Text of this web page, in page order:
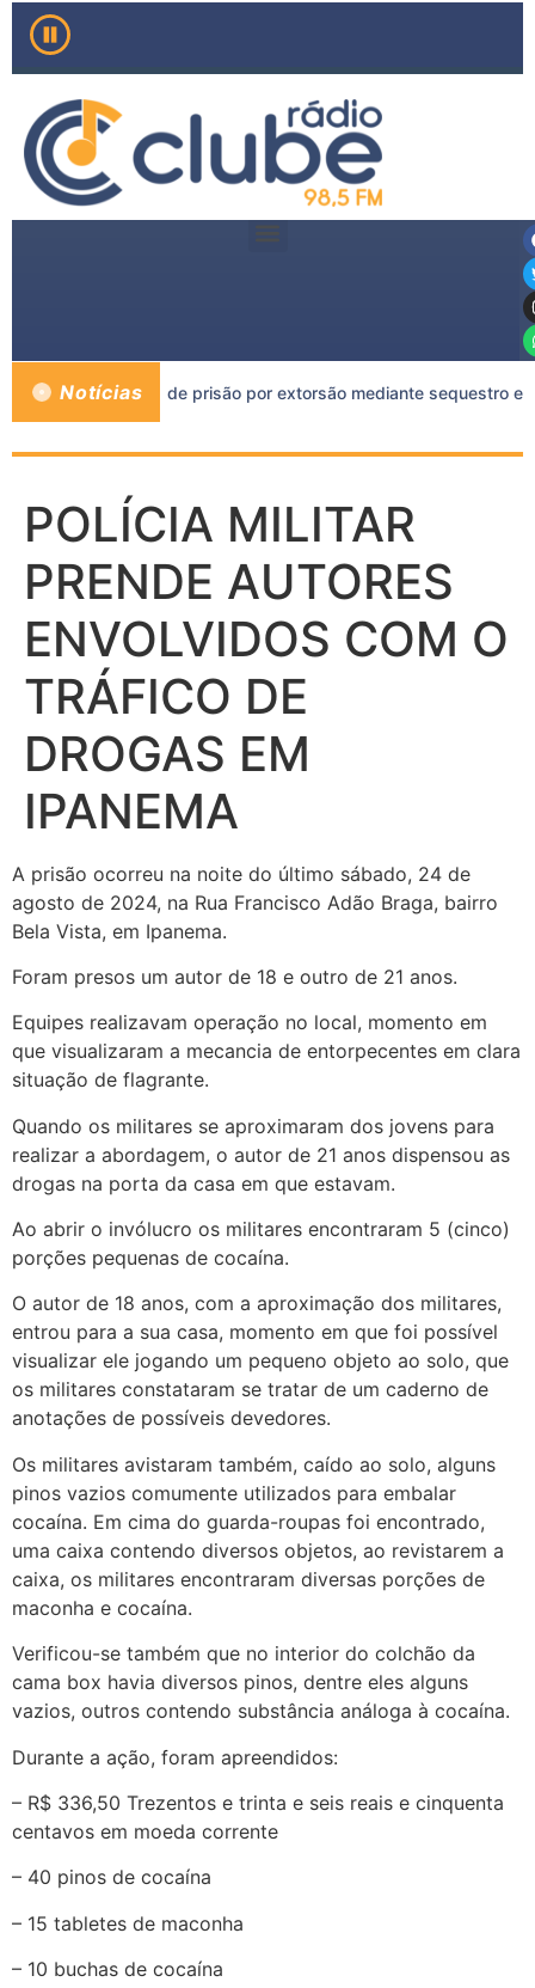
Notícias
a mais de 11 anos de prisão por extorsão mediante sequestro em
POLÍCIA MILITAR
PRENDE AUTORES
ENVOLVIDOS COM O
TRÁFICO DE
DROGAS EM
IPANEMA
A prisão ocorreu na noite do último sábado, 24 de
agosto de 2024, na Rua Francisco Adão Braga, bairro
Bela Vista, em Ipanema.
Foram presos um autor de 18 e outro de 21 anos.
Equipes realizavam operação no local, momento em
que visualizaram a mecancia de entorpecentes em clara
situação de flagrante.
Quando os militares se aproximaram dos jovens para
realizar a abordagem, o autor de 21 anos dispensou as
drogas na porta da casa em que estavam.
Ao abrir o invólucro os militares encontraram 5 (cinco)
porções pequenas de cocaína.
O autor de 18 anos, com a aproximação dos militares,
entrou para a sua casa, momento em que foi possível
visualizar ele jogando um pequeno objeto ao solo, que
os militares constataram se tratar de um caderno de
anotações de possíveis devedores.
Os militares avistaram também, caído ao solo, alguns
pinos vazios comumente utilizados para embalar
cocaína. Em cima do guarda-roupas foi encontrado,
uma caixa contendo diversos objetos, ao revistarem a
caixa, os militares encontraram diversas porções de
maconha e cocaína.
Verificou-se também que no interior do colchão da
cama box havia diversos pinos, dentre eles alguns
vazios, outros contendo substância análoga à cocaína.
Durante a ação, foram apreendidos:
– R$ 336,50 Trezentos e trinta e seis reais e cinquenta
centavos em moeda corrente
– 40 pinos de cocaína
– 15 tabletes de maconha
– 10 buchas de cocaína